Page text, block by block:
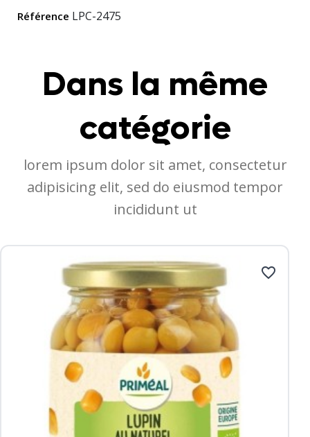
Référence LPC-2475
Dans la même
catégorie
lorem ipsum dolor sit amet, consectetur
adipisicing elit, sed do eiusmod tempor
incididunt ut
favorite_border